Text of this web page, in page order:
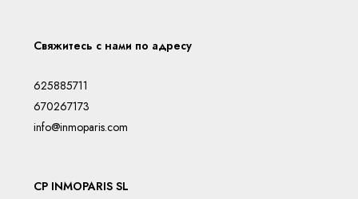
Свяжитесь с нами по адресу
625885711
670267173
info@inmoparis.com
CP INMOPARIS SL